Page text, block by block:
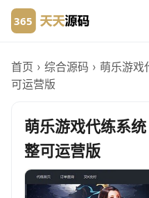
首页 › 综合源码 › 萌乐游戏
可运营版
萌乐游戏代练系
整可运营版